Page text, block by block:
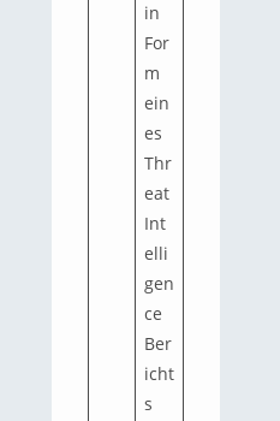
in
For
m
ein
es
Thr
eat
Int
elli
gen
ce
Ber
icht
s